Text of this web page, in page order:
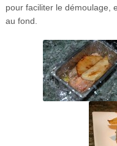
pour faciliter le démoulage,
au fond.